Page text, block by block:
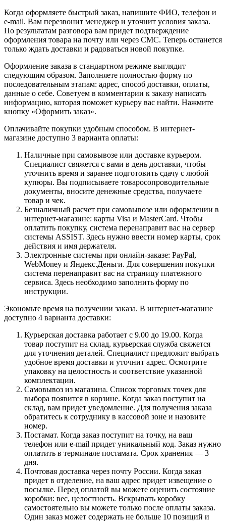
Когда оформляете быстрый заказ, напишите ФИО, телефон и
e-mail. Вам перезвонит менеджер и уточнит условия заказа.
По результатам разговора вам придет подтверждение
оформления товара на почту или через СМС. Теперь останется
только ждать доставки и радоваться новой покупке.
Оформление заказа в стандартном режиме выглядит
следующим образом. Заполняете полностью форму по
последовательным этапам: адрес, способ доставки, оплаты,
данные о себе. Советуем в комментарии к заказу написать
информацию, которая поможет курьеру вас найти. Нажмите
кнопку «Оформить заказ».
Оплачивайте покупки удобным способом. В интернет-
магазине доступно 3 варианта оплаты:
Наличные при самовывозе или доставке курьером.
Специалист свяжется с вами в день доставки, чтобы
уточнить время и заранее подготовить сдачу с любой
купюры. Вы подписываете товаросопроводительные
документы, вносите денежные средства, получаете
товар и чек.
Безналичный расчет при самовывозе или оформлении в
интернет-магазине: карты Visa и MasterCard. Чтобы
оплатить покупку, система перенаправит вас на сервер
системы ASSIST. Здесь нужно ввести номер карты, срок
действия и имя держателя.
Электронные системы при онлайн-заказе: PayPal,
WebMoney и Яндекс.Деньги. Для совершения покупки
система перенаправит вас на страницу платежного
сервиса. Здесь необходимо заполнить форму по
инструкции.
Экономьте время на получении заказа. В интернет-магазине
доступно 4 варианта доставки:
Курьерская доставка работает с 9.00 до 19.00. Когда
товар поступит на склад, курьерская служба свяжется
для уточнения деталей. Специалист предложит выбрать
удобное время доставки и уточнит адрес. Осмотрите
упаковку на целостность и соответствие указанной
комплектации.
Самовывоз из магазина. Список торговых точек для
выбора появится в корзине. Когда заказ поступит на
склад, вам придет уведомление. Для получения заказа
обратитесь к сотруднику в кассовой зоне и назовите
номер.
Постамат. Когда заказ поступит на точку, на ваш
телефон или e-mail придет уникальный код. Заказ нужно
оплатить в терминале постамата. Срок хранения — 3
дня.
Почтовая доставка через почту России. Когда заказ
придет в отделение, на ваш адрес придет извещение о
посылке. Перед оплатой вы можете оценить состояние
коробки: вес, целостность. Вскрывать коробку
самостоятельно вы можете только после оплаты заказа.
Один заказ может содержать не больше 10 позиций и